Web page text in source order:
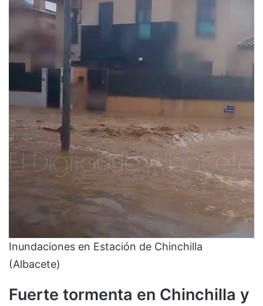
Inundaciones en Estación de Chinchilla
(Albacete)
Fuerte tormenta en Chinchilla y